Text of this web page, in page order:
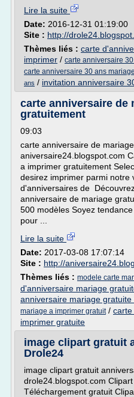
Lire la suite
Date: 2016-12-31 01:19:00
Site : http://
Thèmes liés : carte
imprimer / carte anniversaire
carte anniversaire 30 ans mariage
ans / invitation anniversaire
carte anniversaire de
gratuitement
09:03
carte anniversaire de
aniversaire24.blogspot.com
a imprimer gratuitement
desirez imprimer parmi notre
d'anniversaires de
anniversaire de mariage
500 modèles Soyez
pour ...
Lire la suite
Date: 2017-03-08 17:07:14
Site : http://
Thèmes liés : modele carte
d'anniversaire mariage
anniversaire mariage
mariage a imprimer gratuit/ carte
imprimer gratuite
image clipart gratuit
Drole24
image clipart gratuit
drole24.blogspot.com
Téléchargement gratuit